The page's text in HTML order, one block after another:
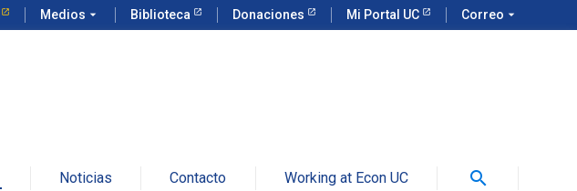
Medios arrow_drop_down Biblioteca Donaciones Mi Portal UC Correo arrow_drop_down
Noticias Contacto Working at Econ UC search